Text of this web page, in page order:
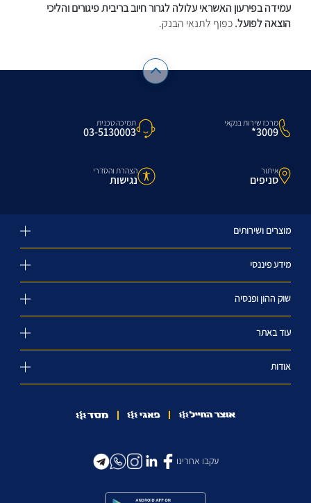
עמידה בפירעון האשראי עלולה לגרור חיוב בריבית פיגורים והליכי
הוצאה לפועל. ​כפוף לתנאי הבנק.
מרכז שירות בנקאי
3009*
תמיכה טכנית
03-5130003
איתור
סניפים
הצהרת והסדרי
נגישות
מוצרים ושירותים
מידע פיננסי
שוק ההון ופנסיה
עוד באתר
אודות
עקבו אחרינו